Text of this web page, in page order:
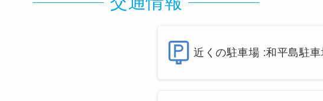
近くの駐車場 :和平島駐車